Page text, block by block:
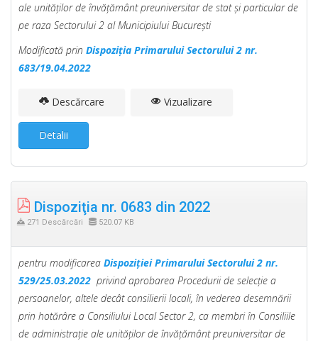
ale unităţilor de învăţământ preuniversitar de stat şi particular de
pe raza Sectorului 2 al Municipiului Bucureşti
Modificată prin Dispoziţia Primarului Sectorului 2 nr.
683/19.04.2022
Descărcare Vizualizare
Detalii
Dispoziţia nr. 0683 din 2022
271 Descărcări 520.07 KB
pentru modificarea Dispoziţiei Primarului Sectorului 2 nr.
529/25.03.2022 privind aprobarea Procedurii de selecţie a
persoanelor, altele decât consilierii locali, în vederea desemnării
prin hotărâre a Consiliului Local Sector 2, ca membri în Consiliile
de administraţie ale unităţilor de învăţământ preuniversitar de